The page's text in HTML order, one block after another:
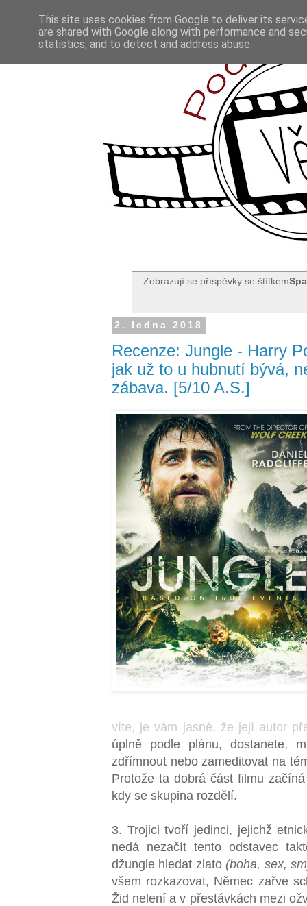
Zobrazují se příspěvky se štítkem
2. ledna 2018
Recenze: Jungle - Harry
jak už to u hubnutí bývá,
zábava. [5/10 A.S.]
víte, je vám jasné, že její autor
úplně podle plánu, dostanete,
zdřímnout nebo zameditovat na
Protože ta dobrá část filmu
kdy se skupina rozdělí.
3. Trojici tvoří jedinci, jejichž
nedá nezačít tento odstavec
džungle hledat zlato (boha, sex,
všem rozkazovat, Němec zařve
Žid nelení a v přestávkách mezi
This site uses cookies from Google to deliver its
are shared with Google along with performance and
statistics, and to detect and address abuse.